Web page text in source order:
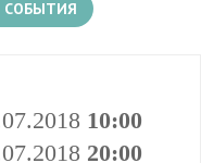
СОБЫТИЯ
10:00
20:00